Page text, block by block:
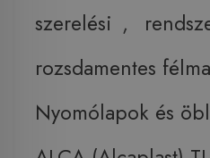
szerelési ,
rozsdamentes
Nyomólapok és